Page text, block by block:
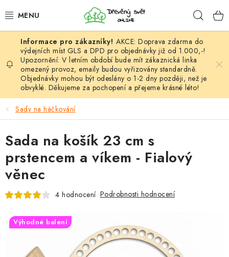
na
HÁČKOVÁNÍ
VYPLÉTÁNÍ
PŘÍZE
TVOŘENÍ
DÁRKY
AKCE: Doprava zdarma do
výdejních míst GLS a DPD pro objednávky již od 1.000,-!
Upozornění: V letním období bude mít zákaznická linka
omezený provoz, emaily budou vyřizovány standardně.
Objednávky mohou být odeslány o 1-2 dny později, než je
obvyklé. Děkujeme za pochopení a přejeme krásné léto!
Sady na háčkování
Sada na košík 23 cm s
prstencem a víkem - Fialový
věnec
4 hodnocení Podrobnosti hodnocení
Výhodné balení